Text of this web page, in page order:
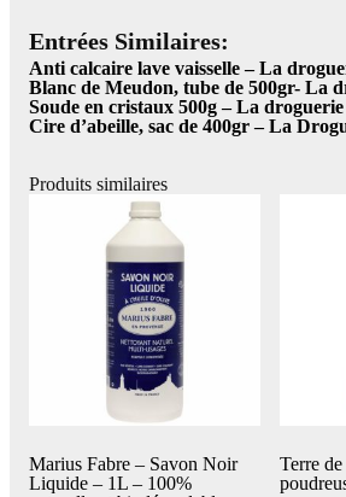
Entrées Similaires:
Anti calcaire lave vaisselle – La
Blanc de Meudon, tube de 500gr- La
Soude en cristaux 500g – La
Cire d’abeille, sac de 400gr – La
Produits similaires
Marius Fabre – Savon Noir
Liquide – 1L – 100%
Terre